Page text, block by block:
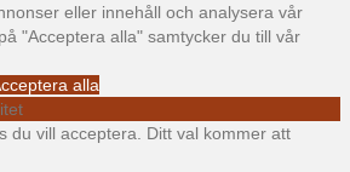
eller innehåll och analysera vår
"Acceptera alla" samtycker du till vår
alla
du vill acceptera. Ditt val kommer att